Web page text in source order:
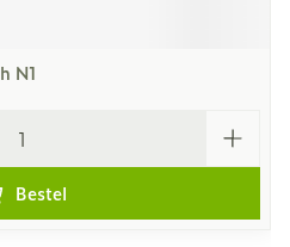
N1
Bestel